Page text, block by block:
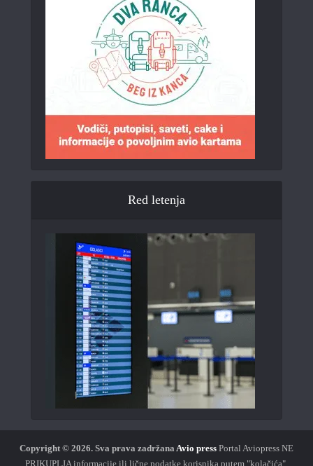
Red letenja
Copyright © 2026. Sva prava zadržana Avio press Portal Aviopress NE
PRIKUPLJA informacije ili lične podatke korisnika putem "kolačića".